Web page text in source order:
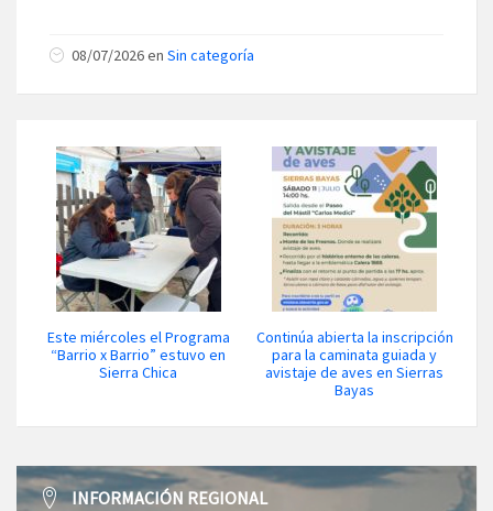
08/07/2026 en Sin categoría
Este miércoles el Programa
“Barrio x Barrio” estuvo en
Sierra Chica
Continúa abierta la inscripción
para la caminata guiada y
avistaje de aves en Sierras
Bayas
INFORMACIÓN REGIONAL